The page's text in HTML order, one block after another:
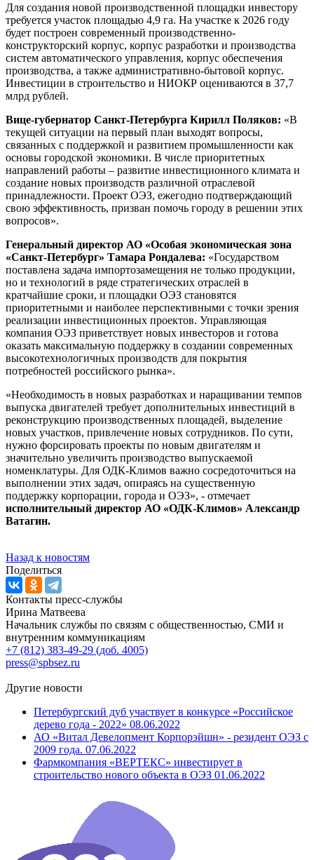
Для создания новой производственной площадки инвестору
требуется участок площадью 4,9 га. На участке к 2026 году
будет построен современный производственно-
конструкторский корпус, корпус разработки и производства
систем автоматического управления, корпус обеспечения
производства, а также административно-бытовой корпус.
Инвестиции в строительство и НИОКР оцениваются в 37,7
млрд рублей.
Вице-губернатор Санкт-Петербурга Кирилл Поляков: «В
текущей ситуации на первый план выходят вопросы,
связанных с поддержкой и развитием промышленности как
основы городской экономики. В числе приоритетных
направлений работы – развитие инвестиционного климата и
создание новых производств различной отраслевой
принадлежности. Проект ОЭЗ, ежегодно подтверждающий
свою эффективность, призван помочь городу в решении этих
вопросов».
Генеральный директор АО «Особая экономическая зона
«Санкт-Петербург» Тамара Рондалева: «Государством
поставлена задача импортозамещения не только продукции,
но и технологий в ряде стратегических отраслей в
кратчайшие сроки, и площадки ОЭЗ становятся
приоритетными и наиболее перспективными с точки зрения
реализации инвестиционных проектов. Управляющая
компания ОЭЗ приветствует новых инвесторов и готова
оказать максимальную поддержку в создании современных
высокотехнологичных производств для покрытия
потребностей российского рынка».
«Необходимость в новых разработках и наращивании темпов
выпуска двигателей требует дополнительных инвестиций в
реконструкцию производственных площадей, выделение
новых участков, привлечение новых сотрудников. По сути,
нужно форсировать проекты по новым двигателям и
значительно увеличить производство выпускаемой
номенклатуры. Для ОДК-Климов важно сосредоточиться на
выполнении этих задач, опираясь на существенную
поддержку корпорации, города и ОЭЗ», - отмечает
исполнительный директор АО «ОДК-Климов» Александр
Ватагин.
Назад к новостям
Поделиться
Контакты пресс-службы
Ирина Матвеева
Начальник службы по связям с общественностью, СМИ и
внутренним коммуникациям
+7 (812) 383-49-29 (доб. 4005)
press@spbsez.ru
Другие новости
Петербургский дуб участвует в конкурсе «Российское
дерево года - 2022» 08.06.2022
АО «Витал Девелопмент Корпорэйшн» - резидент ОЭЗ с
2009 года. 07.06.2022
Фармкомпания «ВЕРТЕКС» инвестирует в
строительство нового объекта в ОЭЗ 01.06.2022